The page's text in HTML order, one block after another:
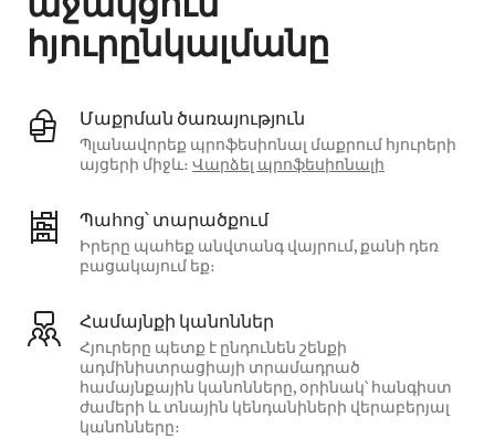
հյուրընկալմանը
Մաքրման ծառայություն
Պլանավորեք պրոֆեսիոնալ մաքրում հյուրերի
այցերի միջև։ Վարձել պրոֆեսիոնալի
Պահոց՝ տարածքում
Իրերը պահեք անվտանգ վայրում, քանի դեռ
բացակայում եք։
Համայնքի կանոններ
Հյուրերը պետք է ընդունեն շենքի
ադմինիստրացիայի տրամադրած
համայնքային կանոնները, օրինակ՝ հանգիստ
ժամերի և տնային կենդանիների վերաբերյալ
կանոնները։